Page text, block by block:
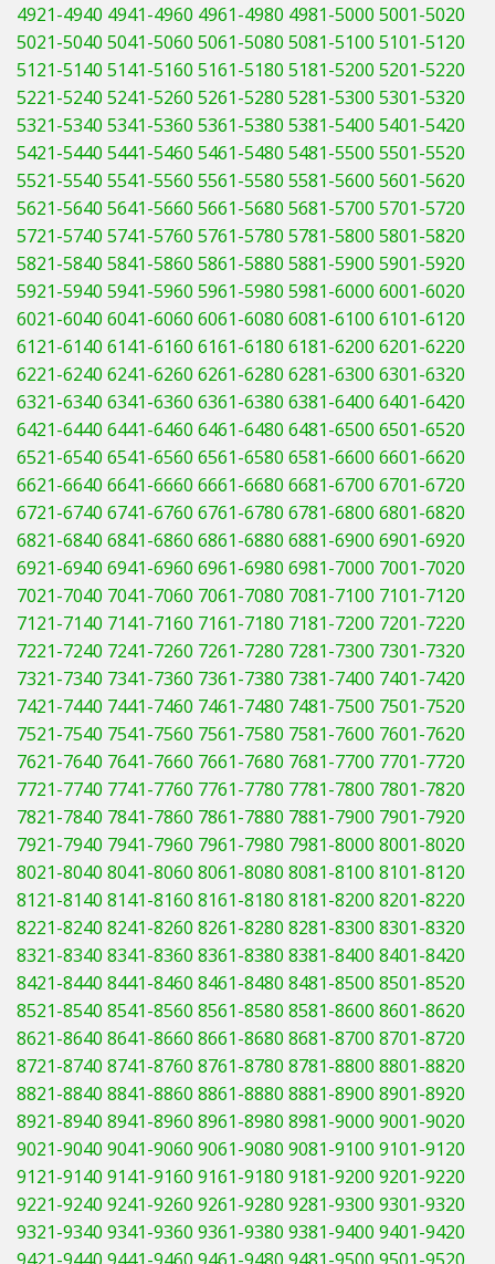
4921-4940 4941-4960 4961-4980 4981-5000 5001-5020
5021-5040 5041-5060 5061-5080 5081-5100 5101-5120
5121-5140 5141-5160 5161-5180 5181-5200 5201-5220
5221-5240 5241-5260 5261-5280 5281-5300 5301-5320
5321-5340 5341-5360 5361-5380 5381-5400 5401-5420
5421-5440 5441-5460 5461-5480 5481-5500 5501-5520
5521-5540 5541-5560 5561-5580 5581-5600 5601-5620
5621-5640 5641-5660 5661-5680 5681-5700 5701-5720
5721-5740 5741-5760 5761-5780 5781-5800 5801-5820
5821-5840 5841-5860 5861-5880 5881-5900 5901-5920
5921-5940 5941-5960 5961-5980 5981-6000 6001-6020
6021-6040 6041-6060 6061-6080 6081-6100 6101-6120
6121-6140 6141-6160 6161-6180 6181-6200 6201-6220
6221-6240 6241-6260 6261-6280 6281-6300 6301-6320
6321-6340 6341-6360 6361-6380 6381-6400 6401-6420
6421-6440 6441-6460 6461-6480 6481-6500 6501-6520
6521-6540 6541-6560 6561-6580 6581-6600 6601-6620
6621-6640 6641-6660 6661-6680 6681-6700 6701-6720
6721-6740 6741-6760 6761-6780 6781-6800 6801-6820
6821-6840 6841-6860 6861-6880 6881-6900 6901-6920
6921-6940 6941-6960 6961-6980 6981-7000 7001-7020
7021-7040 7041-7060 7061-7080 7081-7100 7101-7120
7121-7140 7141-7160 7161-7180 7181-7200 7201-7220
7221-7240 7241-7260 7261-7280 7281-7300 7301-7320
7321-7340 7341-7360 7361-7380 7381-7400 7401-7420
7421-7440 7441-7460 7461-7480 7481-7500 7501-7520
7521-7540 7541-7560 7561-7580 7581-7600 7601-7620
7621-7640 7641-7660 7661-7680 7681-7700 7701-7720
7721-7740 7741-7760 7761-7780 7781-7800 7801-7820
7821-7840 7841-7860 7861-7880 7881-7900 7901-7920
7921-7940 7941-7960 7961-7980 7981-8000 8001-8020
8021-8040 8041-8060 8061-8080 8081-8100 8101-8120
8121-8140 8141-8160 8161-8180 8181-8200 8201-8220
8221-8240 8241-8260 8261-8280 8281-8300 8301-8320
8321-8340 8341-8360 8361-8380 8381-8400 8401-8420
8421-8440 8441-8460 8461-8480 8481-8500 8501-8520
8521-8540 8541-8560 8561-8580 8581-8600 8601-8620
8621-8640 8641-8660 8661-8680 8681-8700 8701-8720
8721-8740 8741-8760 8761-8780 8781-8800 8801-8820
8821-8840 8841-8860 8861-8880 8881-8900 8901-8920
8921-8940 8941-8960 8961-8980 8981-9000 9001-9020
9021-9040 9041-9060 9061-9080 9081-9100 9101-9120
9121-9140 9141-9160 9161-9180 9181-9200 9201-9220
9221-9240 9241-9260 9261-9280 9281-9300 9301-9320
9321-9340 9341-9360 9361-9380 9381-9400 9401-9420